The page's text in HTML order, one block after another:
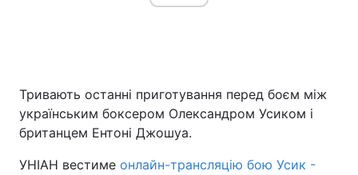
Тривають останні приготування перед боєм між
українським боксером Олександром Усиком і
британцем Ентоні Джошуа.
УНІАН вестиме онлайн-трансляцію бою Усик -